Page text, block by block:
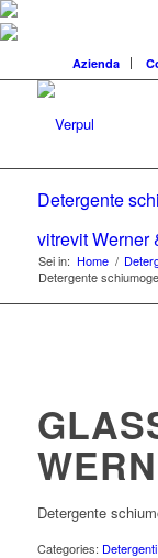
Azienda
Detergente
vitrevit Werner
Sei in: Home /
Detergente
Detergente
Categories: